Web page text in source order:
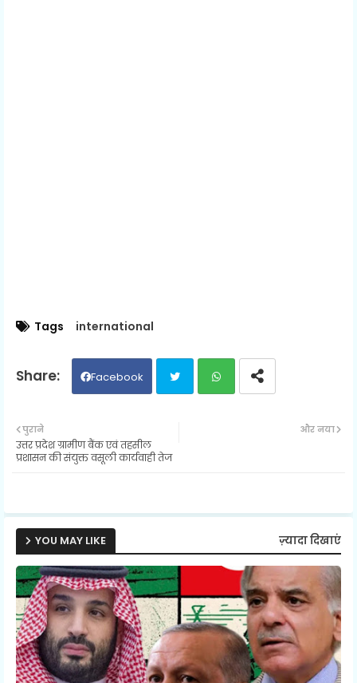
Tags international
Facebook
p
और नया
पुराने
उत्तर प्रदेश ग्रामीण बैंक एवं तहसील
प्रशासन की संयुक्त वसूली कार्यवाही तेज
YOU MAY LIKE ज़्यादा दिखाएं